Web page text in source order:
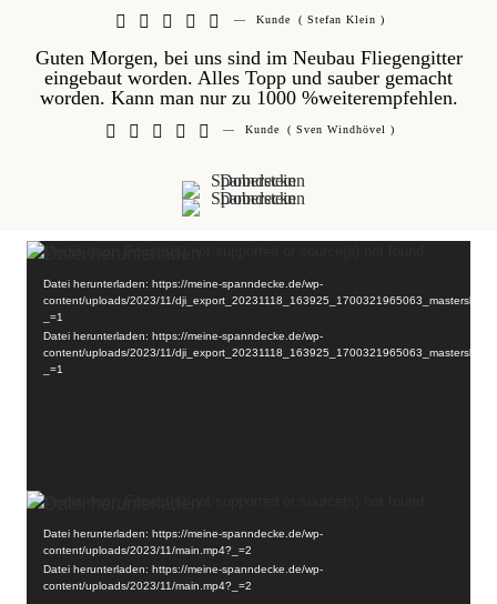
     — Kunde ( Stefan Klein )
Guten Morgen, bei uns sind im Neubau Fliegengitter
eingebaut worden. Alles Topp und sauber gemacht
worden. Kann man nur zu 1000 %weiterempfehlen.
     — Kunde ( Sven Windhövel )
Video-
Player
Media error: Format(s) not supported or source(s) not found
Datei herunterladen: https://meine-spanndecke.de/wp-
content/uploads/2023/11/
_=1
Datei herunterladen: https://meine-spanndecke.de/wp-
content/uploads/2023/11/
_=1
Video-
Player
Media error: Format(s) not supported or source(s) not found
Datei herunterladen: https://meine-spanndecke.de/wp-
content/uploads/2023/11/main.mp4?_=2
Datei herunterladen: https://meine-spanndecke.de/wp-
content/uploads/2023/11/main.mp4?_=2